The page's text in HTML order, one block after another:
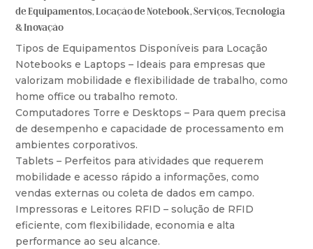
de Equipamentos,Locação de Notebook,Serviços,Tecnologia
& Inovação
Tipos de Equipamentos Disponíveis para Locação
Notebooks e Laptops – Ideais para empresas que
valorizam mobilidade e flexibilidade de trabalho, como
home office ou trabalho remoto.
Computadores Torre e Desktops – Para quem precisa
de desempenho e capacidade de processamento em
ambientes corporativos.
Tablets – Perfeitos para atividades que requerem
mobilidade e acesso rápido a informações, como
vendas externas ou coleta de dados em campo.
Impressoras e Leitores RFID – solução de RFID
eficiente, com flexibilidade, economia e alta
performance ao seu alcance.